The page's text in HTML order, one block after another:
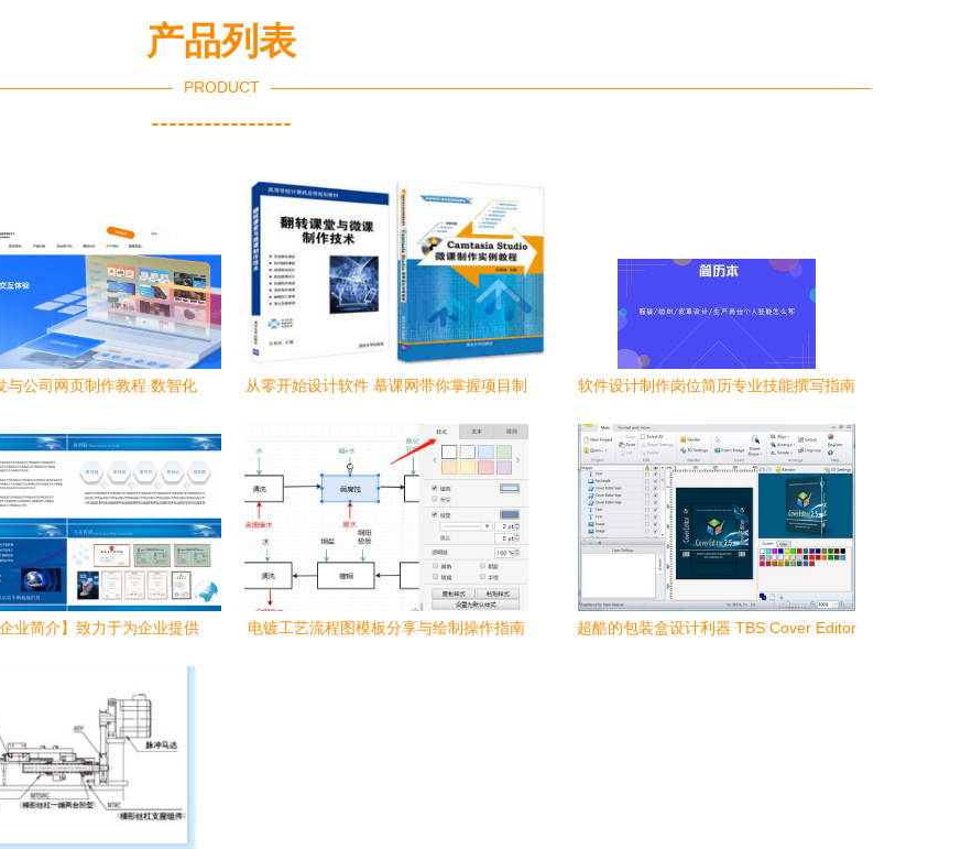
产品列表
PRODUCT
----------------
与公司网页制作教程 数智化
从零开始设计软件 慕课网带你掌握项目制
软件设计制作岗位简历专业技能撰写指南
企业简介】致力于为企业提供
电镀工艺流程图模板分享与绘制操作指南
超酷的包装盒设计利器 TBS Cover Editor